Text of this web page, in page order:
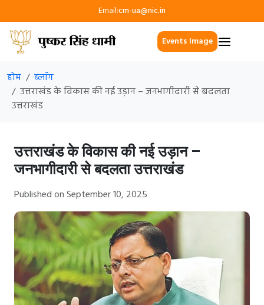
Email:cm-ua@nic.in
Events Image
होम
ब्लॉग
उत्तराखंड के विकास की नई उड़ान – जनभागीदारी से बदलता
उत्तराखंड
उत्तराखंड के विकास की नई उड़ान –
जनभागीदारी से बदलता उत्तराखंड
Published on September 10, 2025